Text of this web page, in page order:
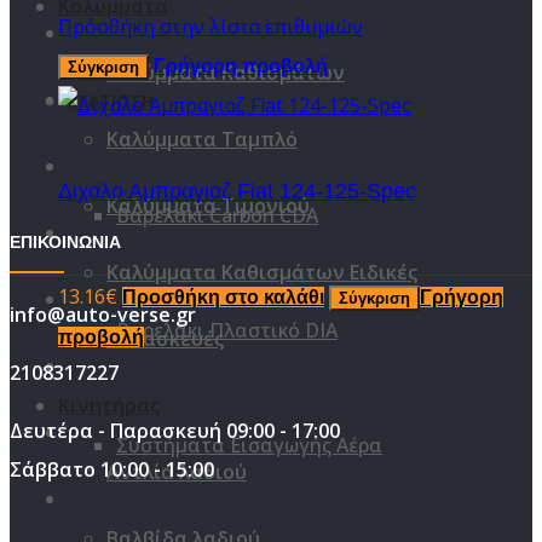
Καλύμματα Καθισμάτων
Καλύμματα Ταμπλό
Καλύμματα Τιμονιού
Καλύμματα Καθισμάτων Ειδικές
Κατασκευές
Αντλία λαδιού
ΒΕΛΤΊΩΣΗ
Βαρελάκι Carbon CDA
Βαρελάκι Πλαστικό DIA
Συστήματα Εισαγωγής Αέρα
Πρόσθήκη στην λίστα επιθυμιών
Σύγκριση Γρήγορη προβολή
Διχαλο Αμπραγιαζ Fiat 124-125-Spec
13.16€ Προσθήκη στο καλάθι Σύγκριση
Γρήγορη
προβολή
ΕΠΙΚΟΙΝΩΝΙΑ
info@auto-verse.gr
2108317227
Δευτέρα - Παρασκευή 09:00 - 17:00
Σάββατο 10:00 - 15:00